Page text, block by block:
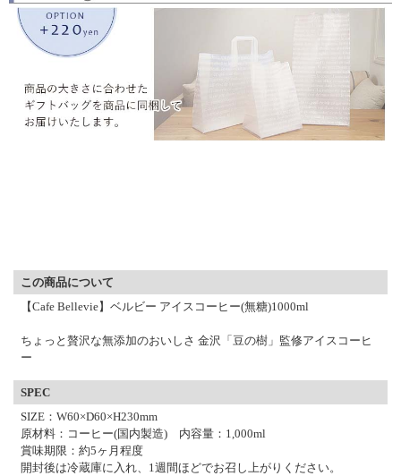
この商品について
【Cafe Bellevie】ベルビー アイスコーヒー(無糖)1000ml
ちょっと贅沢な無添加のおいしさ 金沢「豆の樹」監修アイスコーヒ
ー
SPEC
SIZE：W60×D60×H230mm
原材料：コーヒー(国内製造) 内容量：1,000ml
賞味期限：約5ヶ月程度
開封後は冷蔵庫に入れ、1週間ほどでお召し上がりください。